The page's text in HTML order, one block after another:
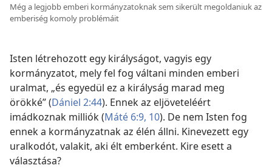
Még a legjobb emberi kormányzatoknak sem sikerült megoldaniuk az
emberiség komoly problémáit
Isten létrehozott egy királyságot, vagyis egy
kormányzatot, mely fel fog váltani minden emberi
uralmat, „és egyedül ez a királyság marad meg
örökké” (Dániel 2:44). Ennek az eljöveteléért
imádkoznak milliók (Máté 6:9, 10). De nem Isten fog
ennek a kormányzatnak az élén állni. Kinevezett egy
uralkodót, valakit, aki élt emberként. Kire esett a
választása?